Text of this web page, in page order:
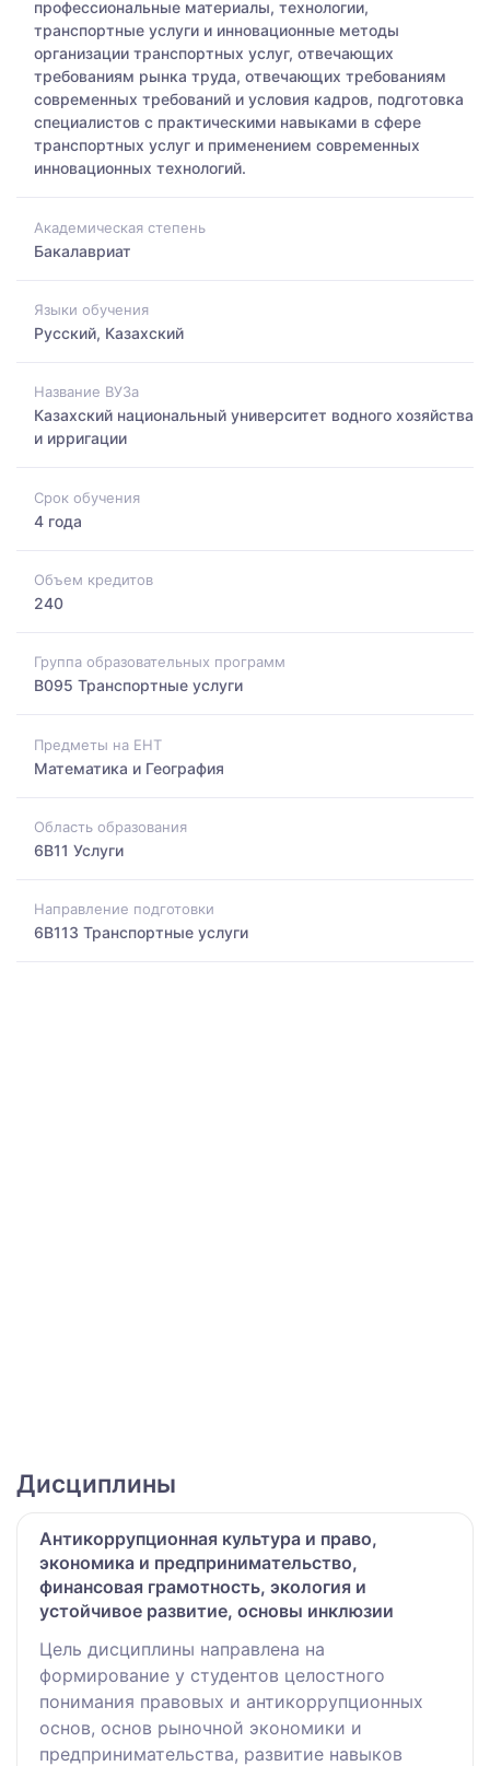
профессиональные материалы, технологии,
транспортные услуги и инновационные методы
организации транспортных услуг, отвечающих
требованиям рынка труда, отвечающих требованиям
современных требований и условия кадров, подготовка
специалистов с практическими навыками в сфере
транспортных услуг и применением современных
инновационных технологий.
Академическая степень
Бакалавриат
Языки обучения
Русский, Казахский
Название ВУЗа
Казахский национальный университет водного хозяйства
и ирригации
Срок обучения
4 года
Объем кредитов
240
Группа образовательных программ
B095 Транспортные услуги
Предметы на ЕНТ
Математика и География
Область образования
6B11 Услуги
Направление подготовки
6B113 Транспортные услуги
Дисциплины
Антикоррупционная культура и право,
экономика и предпринимательство,
финансовая грамотность, экология и
устойчивое развитие, основы инклюзии
Цель дисциплины направлена на
формирование у студентов целостного
понимания правовых и антикоррупционных
основ, основ рыночной экономики и
предпринимательства, развитие навыков